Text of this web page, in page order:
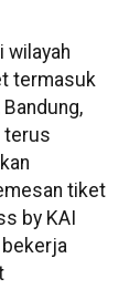
wilayah
termasuk
terus
tiket
by KAI
bekerja